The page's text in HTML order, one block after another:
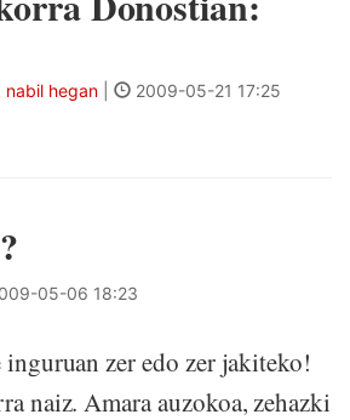
hegan 2009-05-21 17:25
05-06 18:23
inguruan zer edo zer jakiteko!
naiz. Amara auzokoa, zehazki